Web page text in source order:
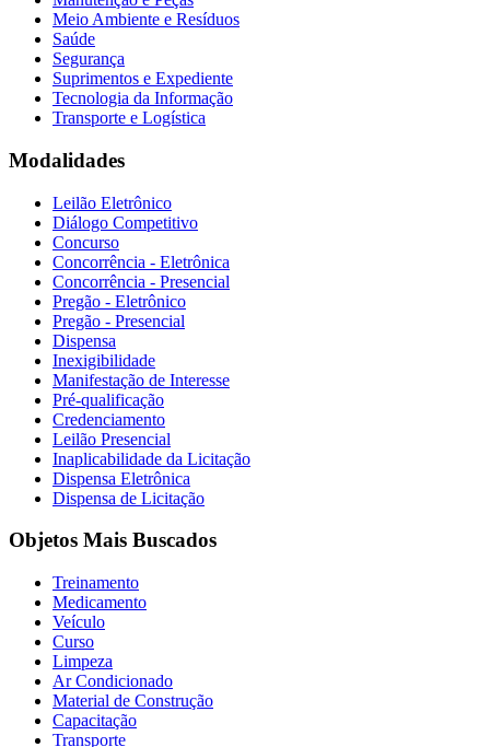
Meio Ambiente e Resíduos
Saúde
Segurança
Suprimentos e Expediente
Tecnologia da Informação
Transporte e Logística
Modalidades
Leilão Eletrônico
Diálogo Competitivo
Concurso
Concorrência - Eletrônica
Concorrência - Presencial
Pregão - Eletrônico
Pregão - Presencial
Dispensa
Inexigibilidade
Manifestação de Interesse
Pré-qualificação
Credenciamento
Leilão Presencial
Inaplicabilidade da Licitação
Dispensa Eletrônica
Dispensa de Licitação
Objetos Mais Buscados
Treinamento
Medicamento
Veículo
Curso
Limpeza
Ar Condicionado
Material de Construção
Capacitação
Transporte